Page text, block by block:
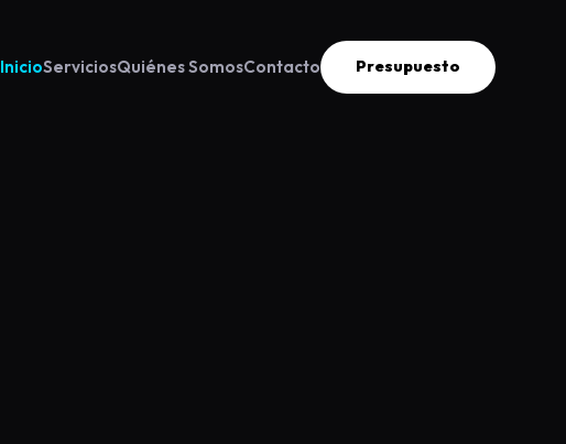
InicioServiciosQuiénes SomosContacto Presupuesto